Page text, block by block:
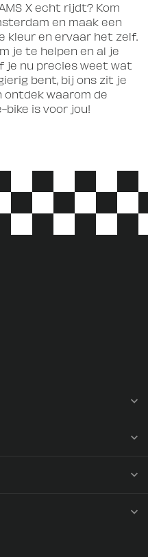
X echt rijdt? Kom
en maak een
kleur en ervaar het zelf.
je te helpen en al je
je nu precies weet wat
bent, bij ons zit je
ontdek waarom de
bike is voor jou!